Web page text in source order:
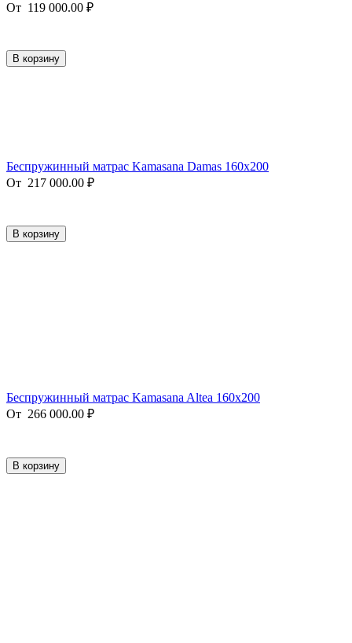
От 119 000.00 ₽
В корзину
Беспружинный матрас Kamasana Damas 160x200
От 217 000.00 ₽
В корзину
Беспружинный матрас Kamasana Altea 160x200
От 266 000.00 ₽
В корзину